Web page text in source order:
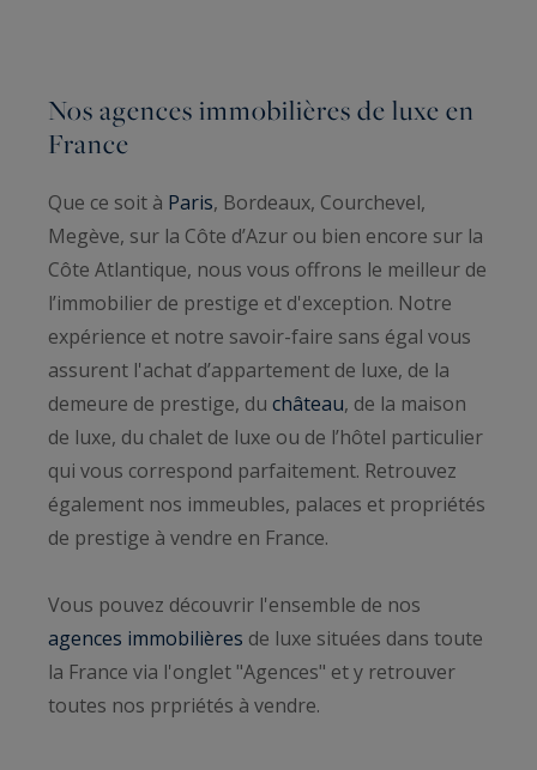
Nos agences immobilières de luxe en
France
Que ce soit à Paris, Bordeaux, Courchevel,
Megève, sur la Côte d’Azur ou bien encore sur la
Côte Atlantique, nous vous offrons le meilleur de
l’immobilier de prestige et d'exception. Notre
expérience et notre savoir-faire sans égal vous
assurent l'achat d’appartement de luxe, de la
demeure de prestige, du château, de la maison
de luxe, du chalet de luxe ou de l’hôtel particulier
qui vous correspond parfaitement. Retrouvez
également nos immeubles, palaces et propriétés
de prestige à vendre en France.
Vous pouvez découvrir l'ensemble de nos
agences immobilières de luxe situées dans toute
la France via l'onglet "Agences" et y retrouver
toutes nos prpriétés à vendre.